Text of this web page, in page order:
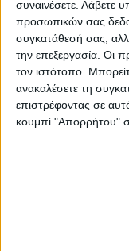
συναινέσετε. Λάβετε
προσωπικών σας
συγκατάθεσή σας,
την επεξεργασία. Οι
τον ιστότοπο.
ανακαλέσετε τη
επιστρέφοντας σε
κουμπί "Απορρήτου"
στον «Ιανό»,
οι πληγέντες
ένστασης
περιοχή του
επιστροφής
μελλοντικές